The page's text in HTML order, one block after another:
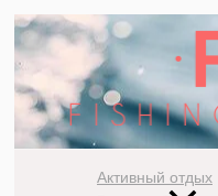
Перейти
содержимому
Активный отдых